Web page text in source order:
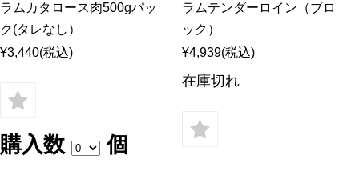
ラムカタロース肉500gパッ
ク(タレなし）
¥3,440(税込)
購入数 個
ラムテンダーロイン（ブロ
ック）
¥4,939(税込)
在庫切れ